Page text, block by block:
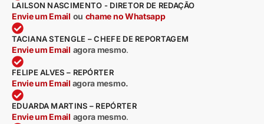
LAILSON NASCIMENTO - DIRETOR DE REDAÇÃO
Envie um Email ou chame no Whatsapp
TACIANA STENGLE – CHEFE DE REPORTAGEM
Envie um Email agora mesmo.
FELIPE ALVES – REPÓRTER
Envie um Email agora mesmo.
EDUARDA MARTINS – REPÓRTER
Envie um Email agora mesmo.